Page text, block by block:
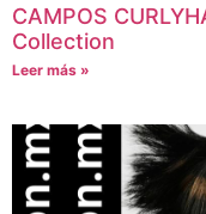
CAMPOS
Collection
Leer más »